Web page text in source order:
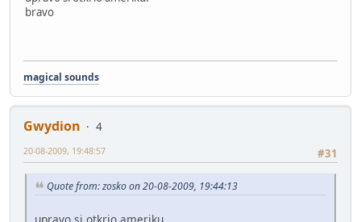
bravo
magical sounds
Gwydion
4
#31
20-08-2009, 19:48:57
Quote from: zosko on 20-08-2009, 19:44:13
upravo si otkrio ameriku.